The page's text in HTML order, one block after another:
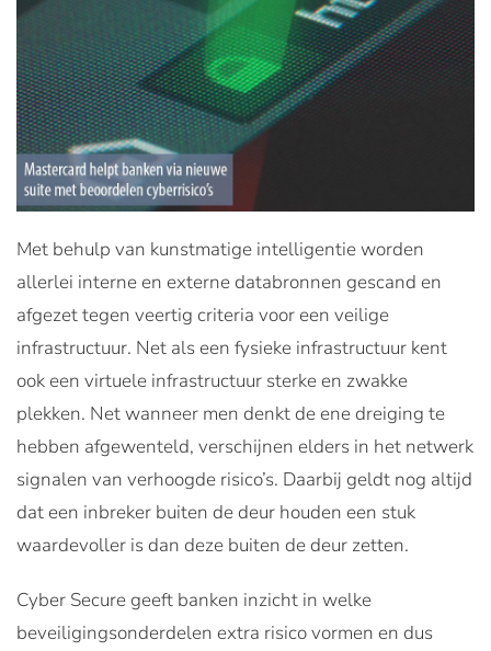
Met behulp van kunstmatige intelligentie worden
allerlei interne en externe databronnen gescand en
afgezet tegen veertig criteria voor een veilige
infrastructuur. Net als een fysieke infrastructuur kent
ook een virtuele infrastructuur sterke en zwakke
plekken. Net wanneer men denkt de ene dreiging te
hebben afgewenteld, verschijnen elders in het netwerk
signalen van verhoogde risico’s. Daarbij geldt nog altijd
dat een inbreker buiten de deur houden een stuk
waardevoller is dan deze buiten de deur zetten.
Cyber Secure geeft banken inzicht in welke
beveiligingsonderdelen extra risico vormen en dus